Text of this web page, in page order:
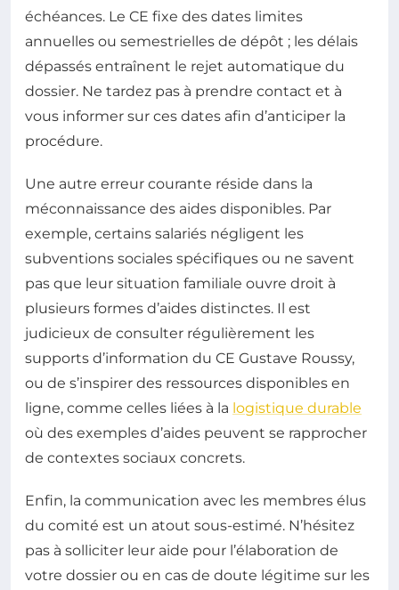
échéances. Le CE fixe des dates limites
annuelles ou semestrielles de dépôt ; les délais
dépassés entraînent le rejet automatique du
dossier. Ne tardez pas à prendre contact et à
vous informer sur ces dates afin d’anticiper la
procédure.
Une autre erreur courante réside dans la
méconnaissance des aides disponibles. Par
exemple, certains salariés négligent les
subventions sociales spécifiques ou ne savent
pas que leur situation familiale ouvre droit à
plusieurs formes d’aides distinctes. Il est
judicieux de consulter régulièrement les
supports d’information du CE Gustave Roussy,
ou de s’inspirer des ressources disponibles en
ligne, comme celles liées à la logistique durable
où des exemples d’aides peuvent se rapprocher
de contextes sociaux concrets.
Enfin, la communication avec les membres élus
du comité est un atout sous-estimé. N’hésitez
pas à solliciter leur aide pour l’élaboration de
votre dossier ou en cas de doute légitime sur les